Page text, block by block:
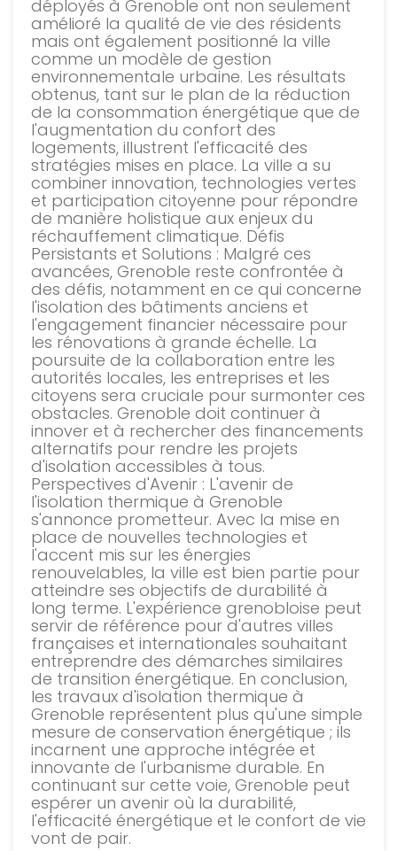
déployés à Grenoble ont non seulement
amélioré la qualité de vie des résidents
mais ont également positionné la ville
comme un modèle de gestion
environnementale urbaine. Les résultats
obtenus, tant sur le plan de la réduction
de la consommation énergétique que de
l'augmentation du confort des
logements, illustrent l'efficacité des
stratégies mises en place. La ville a su
combiner innovation, technologies vertes
et participation citoyenne pour répondre
de manière holistique aux enjeux du
réchauffement climatique. Défis
Persistants et Solutions : Malgré ces
avancées, Grenoble reste confrontée à
des défis, notamment en ce qui concerne
l'isolation des bâtiments anciens et
l'engagement financier nécessaire pour
les rénovations à grande échelle. La
poursuite de la collaboration entre les
autorités locales, les entreprises et les
citoyens sera cruciale pour surmonter ces
obstacles. Grenoble doit continuer à
innover et à rechercher des financements
alternatifs pour rendre les projets
d'isolation accessibles à tous.
Perspectives d'Avenir : L'avenir de
l'isolation thermique à Grenoble
s'annonce prometteur. Avec la mise en
place de nouvelles technologies et
l'accent mis sur les énergies
renouvelables, la ville est bien partie pour
atteindre ses objectifs de durabilité à
long terme. L'expérience grenobloise peut
servir de référence pour d'autres villes
françaises et internationales souhaitant
entreprendre des démarches similaires
de transition énergétique. En conclusion,
les travaux d'isolation thermique à
Grenoble représentent plus qu'une simple
mesure de conservation énergétique ; ils
incarnent une approche intégrée et
innovante de l'urbanisme durable. En
continuant sur cette voie, Grenoble peut
espérer un avenir où la durabilité,
l'efficacité énergétique et le confort de vie
vont de pair.